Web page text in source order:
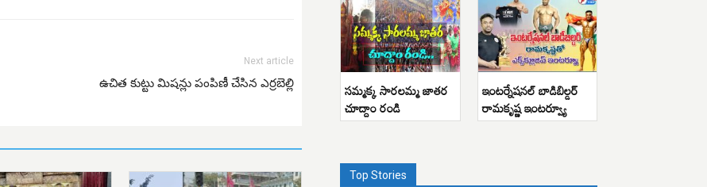
Next article
ఉచిత కుట్టు మిషన్లు పంపిణీ చేసిన ఎర్రబెల్లి సమ్మక్క సారలమ్మ జాతర
చూద్దాం రండి
ఇంటర్నేషనల్ బాడిబిల్డర్
రామకృష్ణ ఇంటర్వ్యూ
Top Stories